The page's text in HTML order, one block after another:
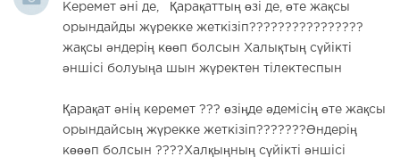
Керемет əні де, Қарақаттың өзі де, өте жақсы
орындайды жүрекке жеткізіп????????????????
жақсы əндерің көөп болсын Халықтың сүйікті
əншісі болуыңа шын жүректен тілектеспын
Қарақат əнің керемет ??? өзіңде əдемісің өте жақсы
орындайсың жүрекке жеткізіп???????Əндерің
көөөп болсын ????Халқыңның сүйікті əншісі